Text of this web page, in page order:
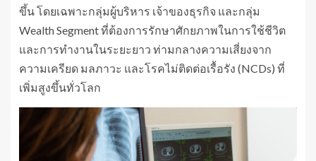
ขึ้น โดยเฉพาะกลุ่มผู้บริหาร เจ้าของธุรกิจ และกลุ่ม
Wealth Segment ที่ต้องการรักษาศักยภาพในการใช้ชีวิต
และการทำงานในระยะยาว ท่ามกลางความเสี่ยงจาก
ความเครียด มลภาวะ และโรคไม่ติดต่อเรื้อรัง (NCDs) ที่
เพิ่มสูงขึ้นทั่วโลก